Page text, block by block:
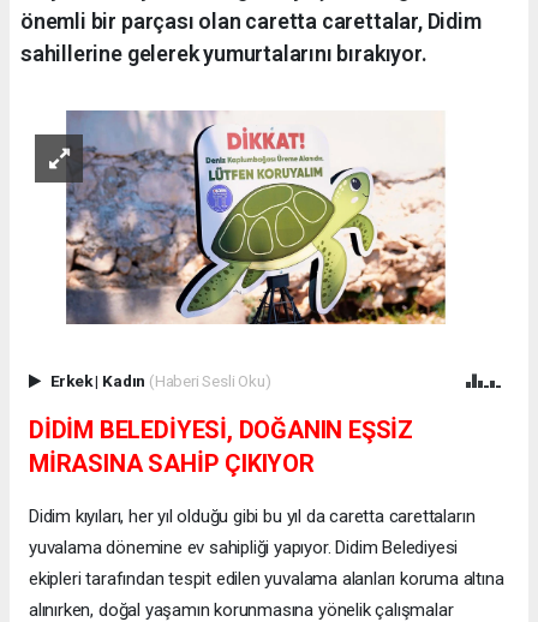
önemli bir parçası olan caretta carettalar, Didim
sahillerine gelerek yumurtalarını bırakıyor.
Erkek| Kadın (Haberi Sesli Oku)
DİDİM BELEDİYESİ, DOĞANIN EŞSİZ
MİRASINA SAHİP ÇIKIYOR
Didim kıyıları, her yıl olduğu gibi bu yıl da caretta carettaların
yuvalama dönemine ev sahipliği yapıyor. Didim Belediyesi
ekipleri tarafından tespit edilen yuvalama alanları koruma altına
alınırken, doğal yaşamın korunmasına yönelik çalışmalar